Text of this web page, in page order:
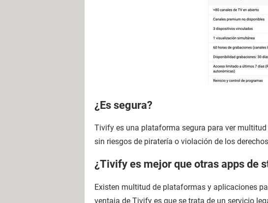
¿Es segura?
Tivify es una plataforma segura para ver multitud
sin riesgos de piratería o violación de los
¿Tivify es mejor que otras apps de
Existen multitud de plataformas y aplicaciones
ventaja de Tivify es que se trata de un servicio